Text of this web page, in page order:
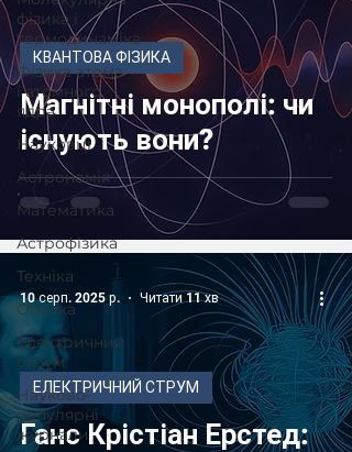
фізика і
термодинаміка
Фізика атома
і атомного
ядра
Науковці
Астрономія
Математика
Астрофізика
Техніка
Оптика
Електричний
струм
Науково-
популярні
журнали
Магнітні монополі: чи
існують вони?
КВАНТОВА ФІЗИКА
Ганс Крістіан Ерстед:
ЕЛЕКТРИЧНИЙ СТРУМ
10 серп. 2025 р. Читати 11 хв